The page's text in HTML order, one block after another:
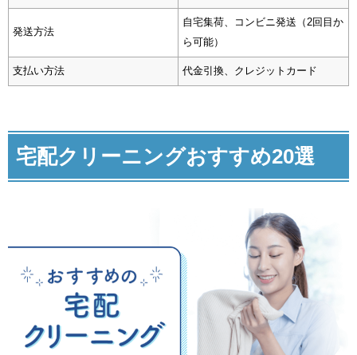
発送方法
自宅集荷、コンビニ発送（2回目か
ら可能）
支払い方法 代金引換、クレジットカード
宅配クリーニングおすすめ20選